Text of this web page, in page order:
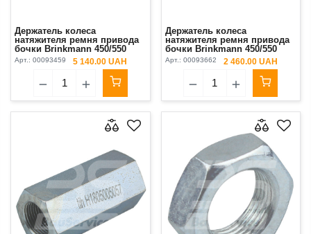
Держатель колеса
натяжителя ремня привода
бочки Brinkmann 450/550
Original
Арт.: 00093459 5 140.00 UAH
Держатель колеса
натяжителя ремня привода
бочки Brinkmann 450/550
Арт.: 00093662 2 460.00 UAH